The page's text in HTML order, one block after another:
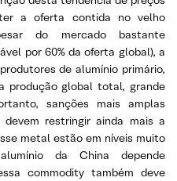
a oferta contida no velho
do mercado bastante
por 60% da oferta global), a
de alumínio primário,
produção global total, grande
sanções mais amplas
restringir ainda mais a
metal estão em níveis muito
da China depende
commodity também deve